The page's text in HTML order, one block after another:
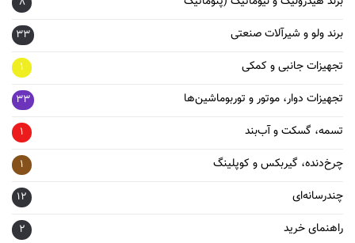
برند ولو و شیرآلات صنعتی 33
تجهیزات جانبی و کمکی 1
تجهیزات دوار، موتور و توربوماشین‌ها 33
تسمه، گسکت و آب‌بند 1
چرخ‌دنده، گیربکس و کوپلینگ 1
چندرسانه‌ای 12
راهنمای خرید 2